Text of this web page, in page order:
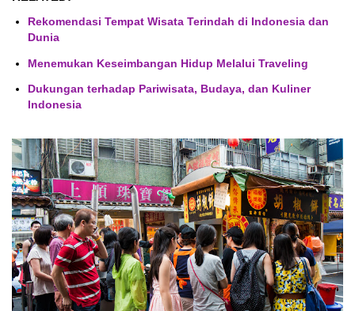
Rekomendasi Tempat Wisata Terindah di Indonesia dan
Dunia
Menemukan Keseimbangan Hidup Melalui Traveling
Dukungan terhadap Pariwisata, Budaya, dan Kuliner
Indonesia